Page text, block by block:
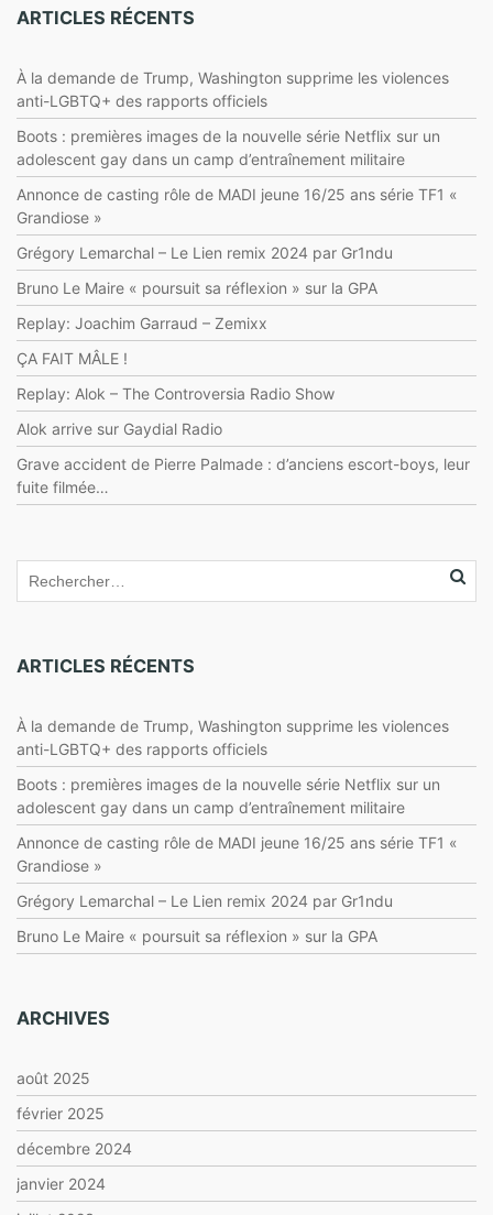
ARTICLES RÉCENTS
À la demande de Trump, Washington supprime les violences
anti-LGBTQ+ des rapports officiels
Boots : premières images de la nouvelle série Netflix sur un
adolescent gay dans un camp d’entraînement militaire
Annonce de casting rôle de MADI jeune 16/25 ans série TF1 «
Grandiose »
Grégory Lemarchal – Le Lien remix 2024 par Gr1ndu
Bruno Le Maire « poursuit sa réflexion » sur la GPA
Replay: Joachim Garraud – Zemixx
ÇA FAIT MÂLE !
Replay: Alok – The Controversia Radio Show
Alok arrive sur Gaydial Radio
Grave accident de Pierre Palmade : d’anciens escort-boys, leur
fuite filmée…
ARTICLES RÉCENTS
À la demande de Trump, Washington supprime les violences
anti-LGBTQ+ des rapports officiels
Boots : premières images de la nouvelle série Netflix sur un
adolescent gay dans un camp d’entraînement militaire
Annonce de casting rôle de MADI jeune 16/25 ans série TF1 «
Grandiose »
Grégory Lemarchal – Le Lien remix 2024 par Gr1ndu
Bruno Le Maire « poursuit sa réflexion » sur la GPA
ARCHIVES
août 2025
février 2025
décembre 2024
janvier 2024